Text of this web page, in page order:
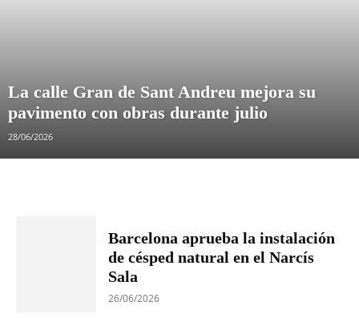
La calle Gran de Sant Andreu mejora su
pavimento con obras durante julio
28/06/2026
Barcelona aprueba la instalación
de césped natural en el Narcís
Sala
26/06/2026